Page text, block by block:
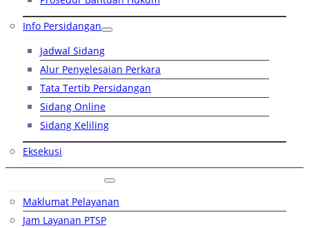
Info Persidangan
Jadwal Sidang
Alur Penyelesaian Perkara
Tata Tertib Persidangan
Sidang Online
Sidang Keliling
Eksekusi
Maklumat Pelayanan
Jam Layanan PTSP